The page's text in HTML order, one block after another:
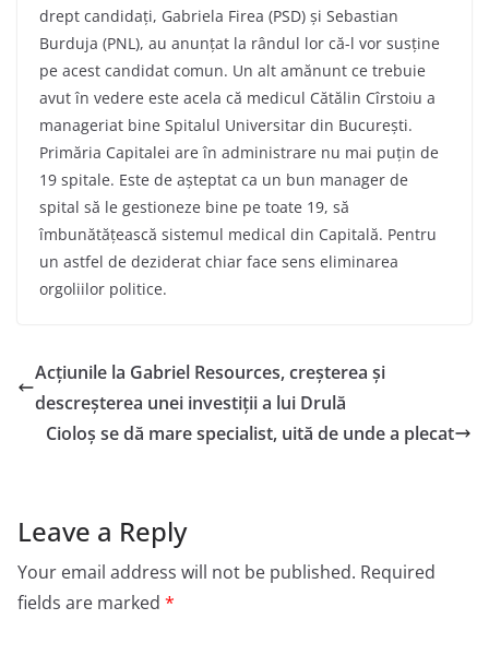
drept candidați, Gabriela Firea (PSD) și Sebastian
Burduja (PNL), au anunțat la rândul lor că-l vor susține
pe acest candidat comun. Un alt amănunt ce trebuie
avut în vedere este acela că medicul Cătălin Cîrstoiu a
manageriat bine Spitalul Universitar din București.
Primăria Capitalei are în administrare nu mai puțin de
19 spitale. Este de așteptat ca un bun manager de
spital să le gestioneze bine pe toate 19, să
îmbunătățească sistemul medical din Capitală. Pentru
un astfel de deziderat chiar face sens eliminarea
orgoliilor politice.
Acțiunile la Gabriel Resources, creșterea și
descreșterea unei investiții a lui Drulă
Cioloș se dă mare specialist, uită de unde a plecat
Leave a Reply
Your email address will not be published. Required
fields are marked *